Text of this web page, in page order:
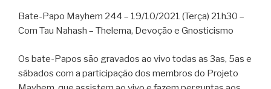
Bate-Papo Mayhem 244 – 19/10/2021 (Terça) 21h30 –
Com Tau Nahash – Thelema, Devoção e Gnosticismo
Os bate-Papos são gravados ao vivo todas as 3as, 5as e
sábados com a participação dos membros do Projeto